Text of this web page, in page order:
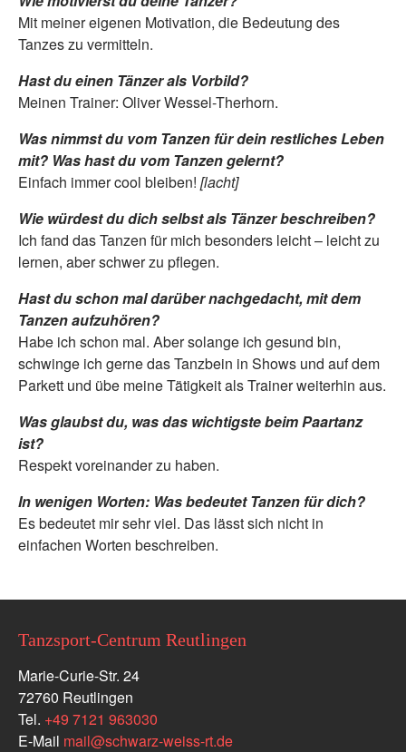
Mit meiner eigenen Motivation, die Bedeutung des
Tanzes zu vermitteln.
Hast du einen Tänzer als Vorbild?
Meinen Trainer: Oliver Wessel-Therhorn.
Was nimmst du vom Tanzen für dein restliches Leben
mit? Was hast du vom Tanzen gelernt?
Einfach immer cool bleiben! [lacht]
Wie würdest du dich selbst als Tänzer beschreiben?
Ich fand das Tanzen für mich besonders leicht – leicht zu
lernen, aber schwer zu pflegen.
Hast du schon mal darüber nachgedacht, mit dem
Tanzen aufzu­hören?
Habe ich schon mal. Aber solange ich gesund bin,
schwinge ich gerne das Tanzbein in Shows und auf dem
Parkett und übe meine Tätigkeit als Trainer weiterhin aus.
Was glaubst du, was das wichtigste beim Paartanz
ist?
Respekt voreinander zu haben.
In wenigen Worten: Was bedeutet Tanzen für dich?
Es bedeutet mir sehr viel. Das lässt sich nicht in
einfachen Worten beschreiben.
Tanzsport-Centrum Reutlingen
Marie-Curie-Str. 24
72760 Reutlingen
Tel. +49 7121 963030
E-Mail mail@schwarz-weiss-rt.de